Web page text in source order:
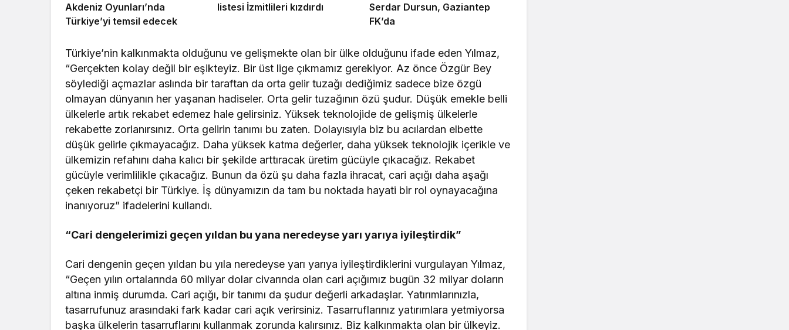
Akdeniz Oyunları’nda
Türkiye’yi temsil edecek
listesi İzmitlileri kızdırdı
Serdar Dursun, Gaziantep
FK’da
Türkiye’nin kalkınmakta olduğunu ve gelişmekte olan bir ülke olduğunu ifade eden Yılmaz,
“Gerçekten kolay değil bir eşikteyiz. Bir üst lige çıkmamız gerekiyor. Az önce Özgür Bey
söylediği açmazlar aslında bir taraftan da orta gelir tuzağı dediğimiz sadece bize özgü
olmayan dünyanın her yaşanan hadiseler. Orta gelir tuzağının özü şudur. Düşük emekle belli
ülkelerle artık rekabet edemez hale gelirsiniz. Yüksek teknolojide de gelişmiş ülkelerle
rekabette zorlanırsınız. Orta gelirin tanımı bu zaten. Dolayısıyla biz bu acılardan elbette
düşük gelirle çıkmayacağız. Daha yüksek katma değerler, daha yüksek teknolojik içerikle ve
ülkemizin refahını daha kalıcı bir şekilde arttıracak üretim gücüyle çıkacağız. Rekabet
gücüyle verimlilikle çıkacağız. Bunun da özü şu daha fazla ihracat, cari açığı daha aşağı
çeken rekabetçi bir Türkiye. İş dünyamızın da tam bu noktada hayati bir rol oynayacağına
inanıyoruz” ifadelerini kullandı.
“Cari dengelerimizi geçen yıldan bu yana neredeyse yarı yarıya iyileştirdik”
Cari dengenin geçen yıldan bu yıla neredeyse yarı yarıya iyileştirdiklerini vurgulayan Yılmaz,
“Geçen yılın ortalarında 60 milyar dolar civarında olan cari açığımız bugün 32 milyar doların
altına inmiş durumda. Cari açığı, bir tanımı da şudur değerli arkadaşlar. Yatırımlarınızla,
tasarrufunuz arasındaki fark kadar cari açık verirsiniz. Tasarruflarınız yatırımlara yetmiyorsa
başka ülkelerin tasarruflarını kullanmak zorunda kalırsınız. Biz kalkınmakta olan bir ülkeyiz.